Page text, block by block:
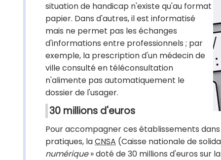
situation de handicap n'existe qu'au format
papier. Dans d'autres, il est informatisé
mais ne permet pas les échanges
d'informations entre professionnels ; par
exemple, la prescription d'un médecin de
ville consulté en téléconsultation
n'alimente pas automatiquement le
dossier de l'usager.
30 millions d'euros
Pour accompagner ces établissements
pratiques, laCNSA (Caisse nationale de
numérique» doté de 30 millions d'euros sur